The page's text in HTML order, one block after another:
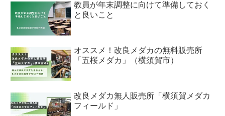
教員が年末調整に向けて準備しておく
と良いこと
オススメ！改良メダカの無料販売所
「五桜メダカ」（横須賀市）
改良メダカ無人販売所「横須賀メダカ
フィールド」